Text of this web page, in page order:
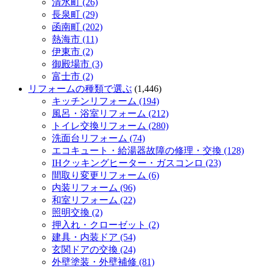
長泉町 (29)
函南町 (202)
熱海市 (11)
伊東市 (2)
御殿場市 (3)
富士市 (2)
リフォームの種類で選ぶ (1,446)
キッチンリフォーム (194)
風呂・浴室リフォーム (212)
トイレ交換リフォーム (280)
洗面台リフォーム (74)
エコキュート・給湯器故障の修理・交換 (128)
IHクッキングヒーター・ガスコンロ (23)
間取り変更リフォーム (6)
内装リフォーム (96)
和室リフォーム (22)
照明交換 (2)
押入れ・クローゼット (2)
建具・内装ドア (54)
玄関ドアの交換 (24)
外壁塗装・外壁補修 (81)